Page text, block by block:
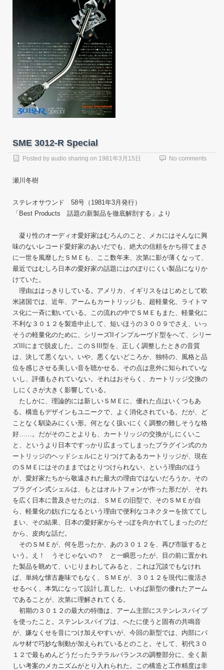
SME 3012-R Special
Posted by audio sharing on 1981年3月15日 No comments
瀬川冬樹
ステレオサウンド 58号（1981年3月発行）
「Best Products 話題の新製品を徹底解剖する」より
凝り性のオーディオ愛好家はむろんのこと、メカにはそんなに興
味のないレコード愛好家のあいだでも、絶大の信頼をかち得てまさ
に一世を風靡したＳＭＥも、ここ数年来、次第に影が薄くなって、
最近ではむしろ日本の愛好家の話題にはのぼりにくい製品になりか
けていた。
理由ははっきりしている。アメリカ、イギリスをはじめとして欧
米諸国では、近年、アームもカートリッジも、超軽量化、ライトマ
ス化に一斉に動いている。この流れの中でＳＭＥもまた、軽量化に
不利な３０１２を製造中止して、短いほうの３００９でさえ、いっ
そうの軽量化のために、シリーズIIインプルーヴド型をへて、シリー
ズIIIにまで脱皮した。このＳIII型を、正しく調整したときの音質
は、決して悪くない。いや、悪くないどころか、独特の、風格と品
位を感じさせる美しい音を聴かせる。その点は意外に知られていな
いし、評価もされていない。それはおそらく、カートリッジ交換の
しにくさが大きく影響している。
たしかに、理論的には新しいＳＭＥに、優れた点はいくつもあ
る。構造もデザインもユニークで、よく消化されている。だが、ど
ことなく馴染みにくい形。何となく扱いにくく調整の難しそうな格
好……。だがそのことよりも、カートリッジの交換がしにくいこ
と、というより日本ですっかり広まってしまったプラグイン式のカ
ートリッジのヘッドシェルにとりつけてあるカートリッジが、現在
のＳＭＥにはそのままではとりつけられない、という理由のほう
が、愛好家たちから敬遠された最大の理由ではないだろうか。その
プラグイン式シェルは、もとはオルトフォンが作った形だが、それ
を広く日本に普及させたのは、ＳＭＥの旧型で、そのＳＭＥが自
ら、軽量化の妨げになるという理由で便利なコネクターを捨ててし
まい、その結果、日本の愛好家からそっぽを向かれてしまったのだ
から、皮肉な話だ。
そのＳＭＥが、何を思ったか、あの３０１２を、再び市販すると
いう。え！ うそじゃないの？ と一瞬思ったが、目の前に置かれ
た製品を眺めて、いじりまわしてみると、これは冗談でもなけれ
ば、単純な懐古趣味でもなく、ＳＭＥが、３０１２を現代に復活さ
せるべく、本気になって設計し直した、いわば新型の優れたアーム
であることが、次第に理解されてくる。
初期の３０１２の最大の特徴は、アーム主部にステンレスパイプ
を使ったこと。ステンレスパイプは、へたに使うと固有の共鳴音
が、嫌なくせを音につけ加えやすいが、今回の新型では、内部にバ
ルサ材で巧妙な制動が加えられているとのこと。そして、初代３０
１２で最もめんどうだったラテラルバランスの調整部分に、全く新
しい考案のメカニズムがとり入れられた。この構造と工作精度は非